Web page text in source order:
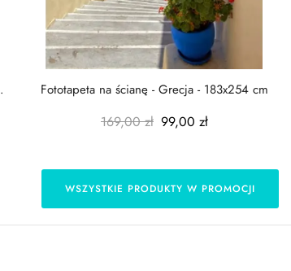
Fototapeta na ścianę - Grecja - 183x254 cm
169,00 zł 99,00 zł
WSZYSTKIE PRODUKTY W PROMOCJI